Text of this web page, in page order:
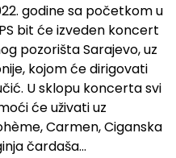
godine sa početkom u
bit će izveden koncert
pozorišta Sarajevo, uz
kojom će dirigovati
U sklopu koncerta svi
će uživati uz
Carmen, Ciganska
čardaša...